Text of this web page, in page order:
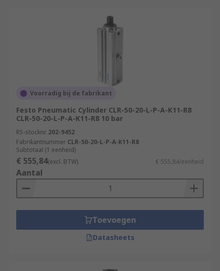
Voorradig bij de fabrikant
Festo Pneumatic Cylinder CLR-50-20-L-P-A-K11-R8
CLR-50-20-L-P-A-K11-R8 10 bar
RS-stocknr. 202-9452
Fabrikantnummer CLR-50-20-L-P-A-K11-R8
Subtotaal (1 eenheid)
€ 555,84(excl. BTW) € 555,84/eenheid
Aantal
Toevoegen
Datasheets